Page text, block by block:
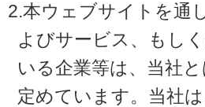
2.本ウェブサイトを通
よびサービス、もし
いる企業等は、当社
定めています。当社